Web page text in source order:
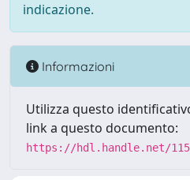
indicazione.
Informazioni
Utilizza questo
link a questo documento:
https://hdl.handle.net/